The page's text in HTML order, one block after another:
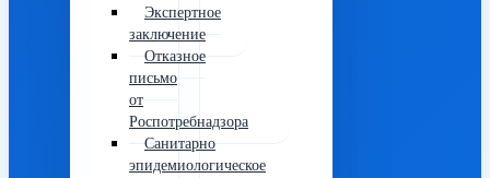
Экспертное
заключение
Отказное
письмо
от
Роспотребнадзора
Санитарно
эпидемиологическое